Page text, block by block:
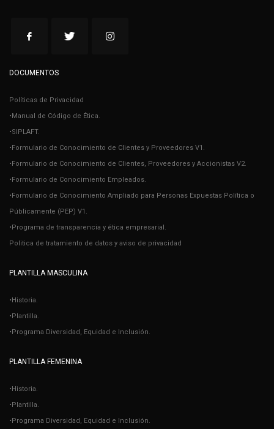
DOCUMENTOS
Políticas de Privacidad
•Manual de Código de Ética.
•SIPLAFT.
•Formulario de Conocimiento de Clientes y Proveedores V1.
•Formulario de Conocimiento de Clientes, Proveedores y Accionistas V2.
•Formulario de Conocimiento Empleados.
•Formulario de Conocimiento Ampliado para Personas Expuestas Política o
Públicamente (PEP) V1.
•Programa de transparencia y ética empresarial.
Politica de tratamiento de datos y aviso de privacidad
PLANTILLA MASCULINA
•Historia.
•Plantilla.
•Programa Diversidad, Equidad e Inclusión.
PLANTILLA FEMENINA
•Historia.
•Plantilla.
•Programa Diversidad, Equidad e Inclusión.